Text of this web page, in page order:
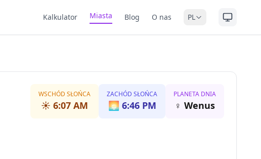
Kalkulator Miasta Blog O nas PL
WSCHÓD SŁOŃCA
☀️ 6:07 AM
ZACHÓD SŁOŃCA
🌅 6:46 PM
PLANETA DNIA
♀ Wenus